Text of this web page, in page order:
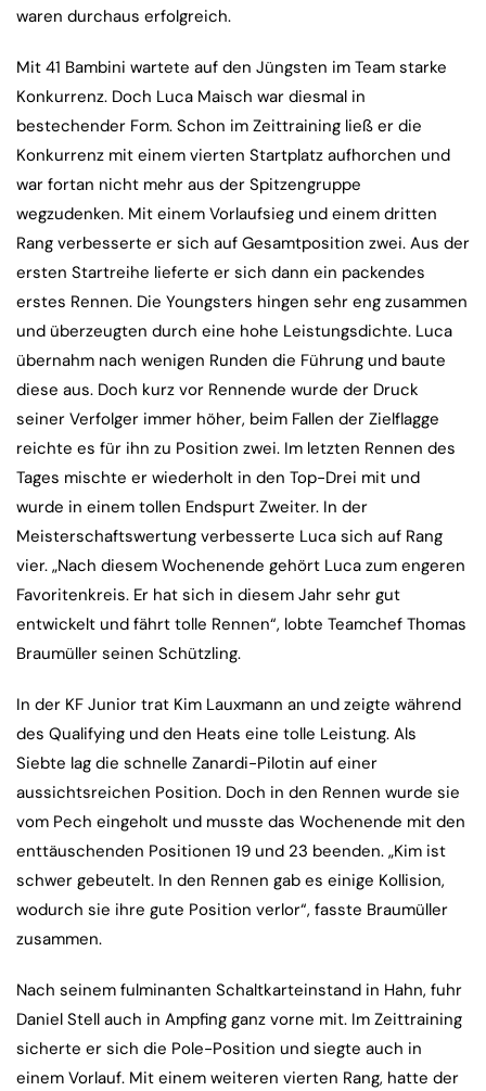
waren durchaus erfolgreich.
Mit 41 Bambini wartete auf den Jüngsten im Team starke
Konkurrenz. Doch Luca Maisch war diesmal in
bestechender Form. Schon im Zeittraining ließ er die
Konkurrenz mit einem vierten Startplatz aufhorchen und
war fortan nicht mehr aus der Spitzengruppe
wegzudenken. Mit einem Vorlaufsieg und einem dritten
Rang verbesserte er sich auf Gesamtposition zwei. Aus der
ersten Startreihe lieferte er sich dann ein packendes
erstes Rennen. Die Youngsters hingen sehr eng zusammen
und überzeugten durch eine hohe Leistungsdichte. Luca
übernahm nach wenigen Runden die Führung und baute
diese aus. Doch kurz vor Rennende wurde der Druck
seiner Verfolger immer höher, beim Fallen der Zielflagge
reichte es für ihn zu Position zwei. Im letzten Rennen des
Tages mischte er wiederholt in den Top-Drei mit und
wurde in einem tollen Endspurt Zweiter. In der
Meisterschaftswertung verbesserte Luca sich auf Rang
vier. „Nach diesem Wochenende gehört Luca zum engeren
Favoritenkreis. Er hat sich in diesem Jahr sehr gut
entwickelt und fährt tolle Rennen“, lobte Teamchef Thomas
Braumüller seinen Schützling.
In der KF Junior trat Kim Lauxmann an und zeigte während
des Qualifying und den Heats eine tolle Leistung. Als
Siebte lag die schnelle Zanardi-Pilotin auf einer
aussichtsreichen Position. Doch in den Rennen wurde sie
vom Pech eingeholt und musste das Wochenende mit den
enttäuschenden Positionen 19 und 23 beenden. „Kim ist
schwer gebeutelt. In den Rennen gab es einige Kollision,
wodurch sie ihre gute Position verlor“, fasste Braumüller
zusammen.
Nach seinem fulminanten Schaltkarteinstand in Hahn, fuhr
Daniel Stell auch in Ampfing ganz vorne mit. Im Zeittraining
sicherte er sich die Pole-Position und siegte auch in
einem Vorlauf. Mit einem weiteren vierten Rang, hatte der